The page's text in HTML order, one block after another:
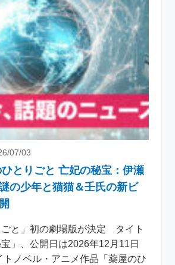
07/03
とりごと 亡妃の秘宝：伊瀬
の少年と猫猫＆壬氏の新ビ
ごと」初の劇場版が決定 タイト
」、公開日は2026年12月11日
トノベル・アニメ作品「薬屋のひ